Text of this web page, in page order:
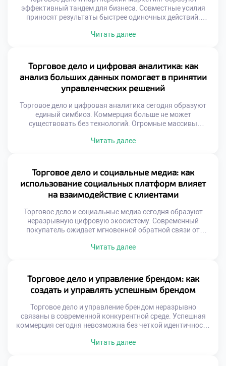
эффективный тандем для бизнеса. Совместные усилия
приносят результаты быстрее одиночных действий.
коммерции. Взаимная выгода становится двигателем
аудитории. Затраты на привлечение клиентов снижаются.
Оплата производится за конкретный результат. Риски
распределяются между участниками сети.
Эффективность бюджета […]
Читать далее
Торговое дело и цифровая аналитика: как
анализ больших данных помогает в принятии
управленческих решений
Торговое дело и цифровая аналитика сегодня образуют
единый симбиоз. Коммерция больше не может
существовать без технологий. Огромные массивы
извлекать смысл из шума критично. Управленческие
рассказывает о потребностях. Бизнес-процессы
становятся прозрачными благодаря данным.
Конкуренция сместилась в плоскость информационных
систем. […]
Читать далее
Торговое дело и социальные медиа: как
использование социальных платформ влияет
на взаимодействие с клиентами
Торговое дело и социальные медиа сегодня образуют
неразрывную цифровую экосистему. Современный
покупатель ожидает мгновенной обратной связи от
место диалогам онлайн. Социальные платформы стали
определяет лояльность аудитории. Игнорирование
комментариев равносильно потере клиентов. Бизнес
должен присутствовать там, где люди общаются. […]
Читать далее
Торговое дело и управление брендом: как
создать и управлять успешным брендом
Торговое дело и управление брендом неразрывно
связаны в современной конкурентной среде. Успешная
коммерция сегодня невозможна без четкой идентичности
превращает обычный товар в желанный объект для
Читать далее